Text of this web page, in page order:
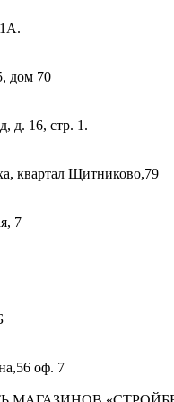
дом 70
д. 16, стр. 1.
квартал Щитниково,79
7
оф. 7